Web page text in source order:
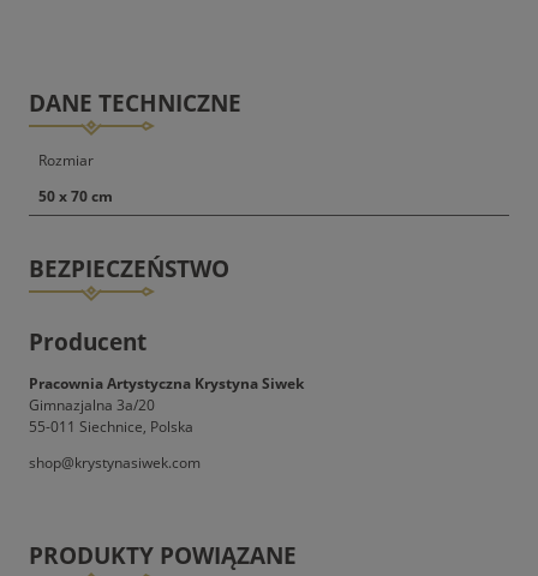
DANE TECHNICZNE
Rozmiar
50 x 70 cm
BEZPIECZEŃSTWO
Producent
Pracownia Artystyczna Krystyna Siwek
Gimnazjalna 3a/20
55-011 Siechnice, Polska
shop@krystynasiwek.com
PRODUKTY POWIĄZANE